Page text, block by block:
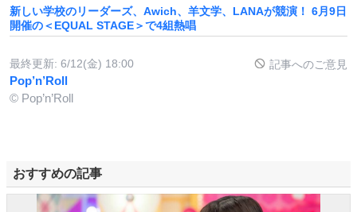
新しい学校のリーダーズ、Awich、羊文学、LANAが競演！ 6月9日
開催の＜EQUAL STAGE＞で4組熱唱
最終更新: 6/12(金) 18:00 記事へのご意見
Pop’n’Roll
© Pop’n’Roll
おすすめの記事